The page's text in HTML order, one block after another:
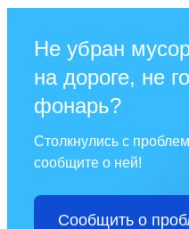
Не убран
на дороге, не
фонарь?
Столкнулись с
сообщите о ней!
Сообщить о